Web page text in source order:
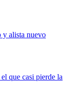
y alista nuevo
que casi pierde la